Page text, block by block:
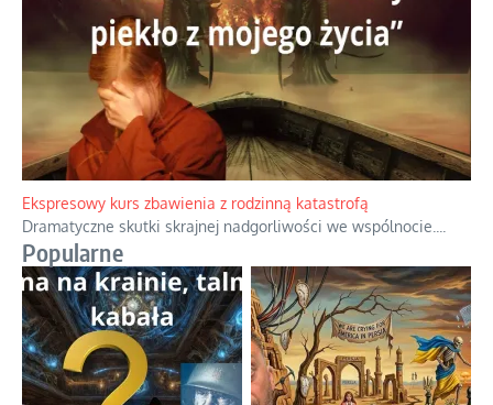
Ekspresowy kurs zbawienia z rodzinną katastrofą
Dramatyczne skutki skrajnej nadgorliwości we wspólnocie.
Popularne